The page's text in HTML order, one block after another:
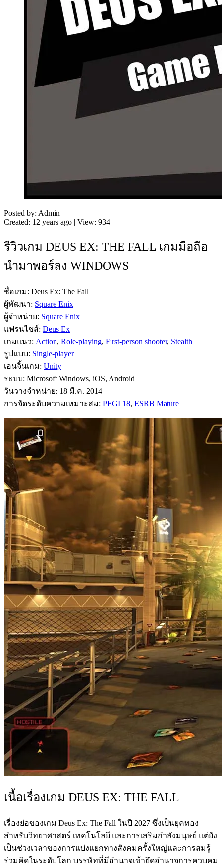
Posted by: Admin
Created: 12 years ago | View: 934
รีวิวเกม DEUS EX: THE FALL เกมมือถือ
นำมาพอร์ลง WINDOWS
ชื่อเกม: Deus Ex: The Fall
ผู้พัฒนา: Square Enix
ผู้จำหน่าย: Square Enix
แฟรนไชส์: Deus Ex
เกมแนว: Action, Role-playing, First-person shooter, Stealth
รูปแบบ: Single-player
เอนจิ้นเกม: Unity
ระบบ: Microsoft Windows, iOS, Android
วันวางจำหน่าย: 18 มี.ค. 2014
การจัดระดับความเหมาะสม: PEGI 18, ESRB Mature
เนื้อเรื่องเกม DEUS EX: THE FALL
เรื่องย่อของเกม Deus Ex: The Fall ในปี 2027 ซึ่งเป็นยุคทอง
สำหรับวิทยาศาสตร์ เทคโนโลยี และการเสริมกำลังมนุษย์ แต่ยัง
เป็นช่วงเวลาของการแบ่งแยกทางสังคมครั้งใหญ่และการสมรู้
ร่วมคิดในระดับโลก บรรษัทที่มีอำนาจเข้ายึดอำนาจการควบคุม